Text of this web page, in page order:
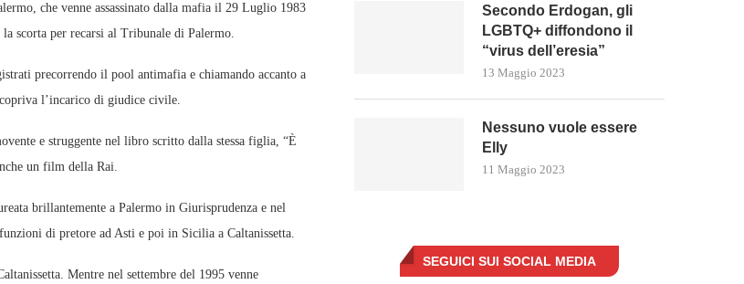
che venne assassinato dalla mafia il 29 Luglio 1983
scorta per recarsi al Tribunale di Palermo.
precorrendo il pool antimafia e chiamando accanto a
l’incarico di giudice civile.
e struggente nel libro scritto dalla stessa figlia, “È
un film della Rai.
brillantemente a Palermo in Giurisprudenza e nel
di pretore ad Asti e poi in Sicilia a Caltanissetta.
Mentre nel settembre del 1995 venne
Secondo Erdogan, gli
LGBTQ+ diffondono il
“virus dell’eresia”
13 Maggio 2023
Nessuno vuole essere
Elly
11 Maggio 2023
SEGUICI SUI SOCIAL MEDIA